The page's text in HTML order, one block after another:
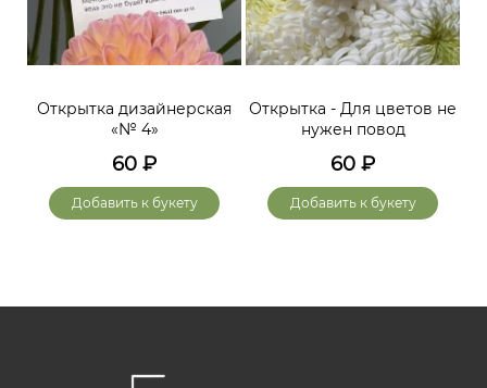
Открытка дизайнерская
«№ 4»
60 ₽
Добавить к букету
Открытка - Для цветов не
нужен повод
60 ₽
Добавить к букету